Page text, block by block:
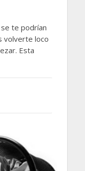
te podrían
volverte loco
Esta